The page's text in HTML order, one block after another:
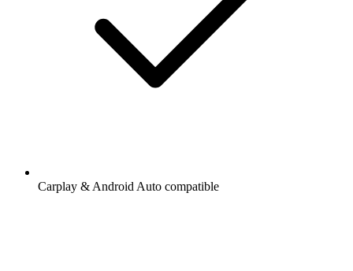
Carplay & Android Auto compatible